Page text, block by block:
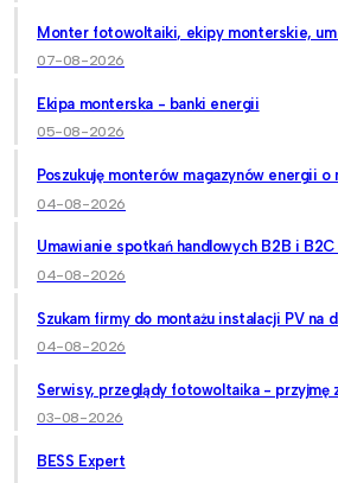
Monter fotowoltaiki, ekipy monterskie,
07-08-2026
Ekipa monterska - banki energii
05-08-2026
Poszukuję monterów magazynów energii o
04-08-2026
Umawianie spotkań handlowych B2B i B2C
04-08-2026
Szukam firmy do montażu instalacji PV na
04-08-2026
Serwisy, przeglądy fotowoltaika - przyjmę
03-08-2026
BESS Expert